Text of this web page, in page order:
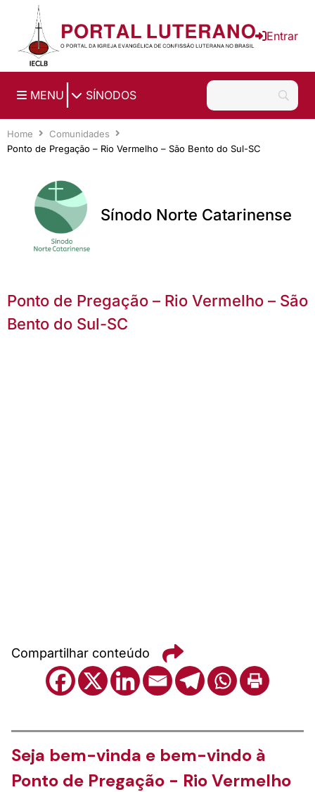
Ir para o conteúdo principal
Entrar
MENU SÍNODOS
Home
Comunidades
Ponto de Pregação – Rio Vermelho – São Bento do Sul-SC
Sínodo Norte Catarinense
Ponto de Pregação – Rio Vermelho – São
Bento do Sul-SC
Compartilhar conteúdo
Seja bem-vinda e bem-vindo à
Ponto de Pregação - Rio Vermelho